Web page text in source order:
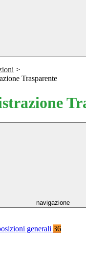
>
Trasparente
navigazione
generali 36